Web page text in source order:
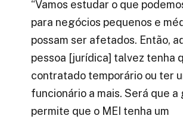
“Vamos estudar o que
para negócios pequenos e
possam ser afetados. Então,
pessoa [jurídica] talvez tenha
contratado temporário ou ter
funcionário a mais. Será que a
permite que o MEI tenha um